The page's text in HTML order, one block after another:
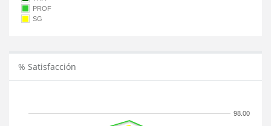
PROF
SG
% Satisfacción
98.00